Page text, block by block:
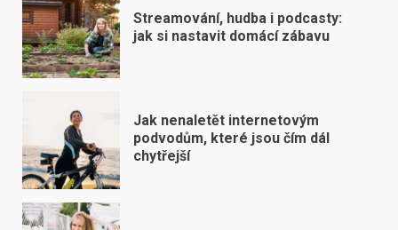
Streamování, hudba i podcasty:
jak si nastavit domácí zábavu
Jak nenaletět internetovým
podvodům, které jsou čím dál
chytřejší